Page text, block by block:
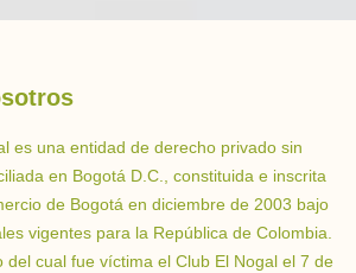
es una entidad de derecho privado sin
en Bogotá D.C., constituida e inscrita
de Bogotá en diciembre de 2003 bajo
vigentes para la República de Colombia.
del cual fue víctima el Club El Nogal el 7 de